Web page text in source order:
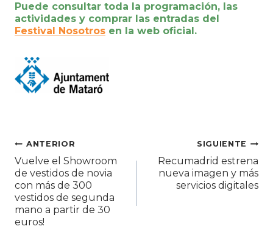
Puede consultar toda la programación, las
actividades y comprar las entradas del
Festival Nosotros en la web oficial.
Navegación
de
entradas
ANTERIOR
Vuelve el Showroom
de vestidos de novia
con más de 300
vestidos de segunda
mano a partir de 30
euros!
SIGUIENTE
Recumadrid estrena
nueva imagen y más
servicios digitales